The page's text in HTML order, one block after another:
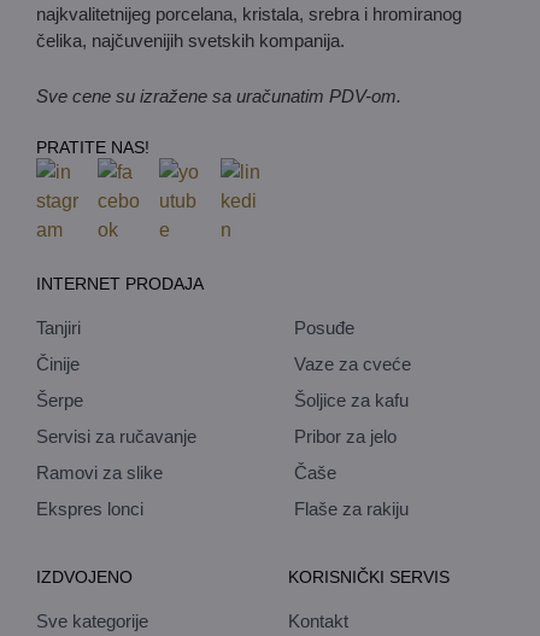
najkvalitetnijeg porcelana, kristala, srebra i hromiranog
čelika, najčuvenijih svetskih kompanija.
Sve cene su izražene sa uračunatim PDV-om.
PRATITE NAS!
INTERNET PRODAJA
Tanjiri
Činije
Šerpe
Servisi za ručavanje
Ramovi za slike
Ekspres lonci
Posuđe
Vaze za cveće
Šoljice za kafu
Pribor za jelo
Čaše
Flaše za rakiju
IZDVOJENO
Sve kategorije
KORISNIČKI SERVIS
Kontakt